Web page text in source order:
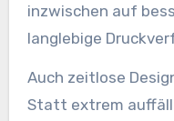
inzwischen auf
langlebige
Auch zeitlose
Statt extrem